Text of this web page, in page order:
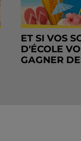
ET SI VOS
D'ÉCOLE
GAGNER